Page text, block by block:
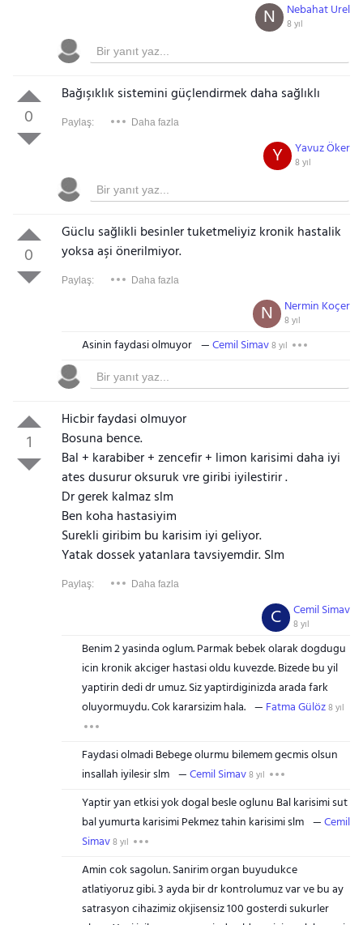
Nebahat Urel
8 yıl
N
0
Bağışıklık sistemini güçlendirmek daha sağlıklı
Paylaş: Daha fazla
Yavuz Öker
8 yıl
Y
0
Güclu sağlikli besinler tuketmeliyiz kronik hastalik
yoksa aşi önerilmiyor.
Paylaş: Daha fazla
Nermin Koçer
8 yıl
N
Asinin faydasi olmuyor Cemil Simav8 yıl
1
Hicbir faydasi olmuyor
Bosuna bence.
Bal + karabiber + zencefir + limon karisimi daha iyi
ates dusurur oksuruk vre giribi iyilestirir .
Dr gerek kalmaz slm
Ben koha hastasiyim
Surekli giribim bu karisim iyi geliyor.
Yatak dossek yatanlara tavsiyemdir. Slm
Paylaş: Daha fazla
Cemil Simav
8 yıl
C
Benim 2 yasinda oglum. Parmak bebek olarak dogdugu
icin kronik akciger hastasi oldu kuvezde. Bizede bu yil
yaptirin dedi dr umuz. Siz yaptirdiginizda arada fark
oluyormuydu. Cok kararsizim hala.
Fatma Gülöz8 yıl
Faydasi olmadi Bebege olurmu bilemem gecmis olsun
insallah iyilesir slm
Cemil Simav8 yıl
Yaptir yan etkisi yok dogal besle oglunu Bal karisimi sut
bal yumurta karisimi Pekmez tahin karisimi slm
Cemil
Simav8 yıl
Amin cok sagolun. Sanirim organ buyudukce
atlatiyoruz gibi. 3 ayda bir dr kontrolumuz var ve bu ay
satrasyon cihazimiz okjisensiz 100 gosterdi sukurler
Gezinti Menüsü